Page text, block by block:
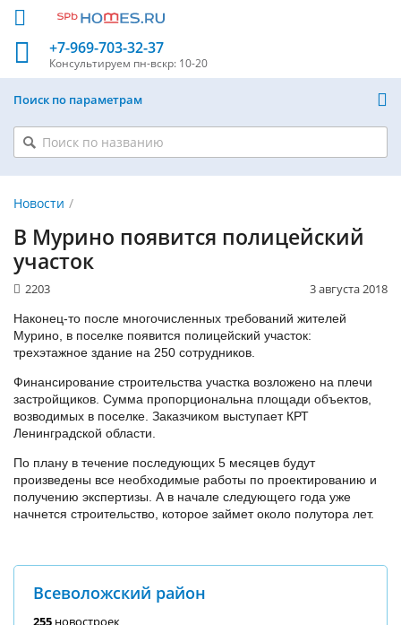
+7-969-703-32-37
Консультируем пн-вскр: 10-20
Поиск по параметрам
Новости
В Мурино появится полицейский
участок
3 августа 2018
2203
Наконец-то после многочисленных требований жителей
Мурино, в поселке появится полицейский участок:
трехэтажное здание на 250 сотрудников.
Финансирование строительства участка возложено на плечи
застройщиков. Сумма пропорциональна площади объектов,
возводимых в поселке. Заказчиком выступает КРТ
Ленинградской области.
По плану в течение последующих 5 месяцев будут
произведены все необходимые работы по проектированию и
получению экспертизы. А в начале следующего года уже
начнется строительство, которое займет около полутора лет.
Всеволожский район
255 новостроек